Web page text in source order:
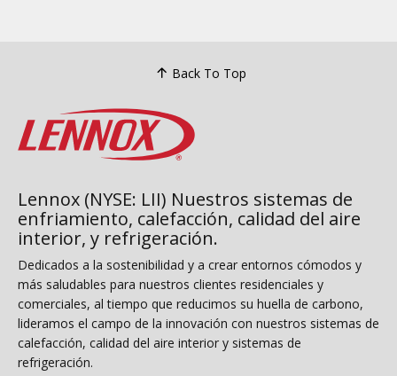
Back To Top
Lennox (NYSE: LII) Nuestros sistemas de
enfriamiento, calefacción, calidad del aire
interior, y refrigeración.
Dedicados a la sostenibilidad y a crear entornos cómodos y
más saludables para nuestros clientes residenciales y
comerciales, al tiempo que reducimos su huella de carbono,
lideramos el campo de la innovación con nuestros sistemas de
calefacción, calidad del aire interior y sistemas de
refrigeración.